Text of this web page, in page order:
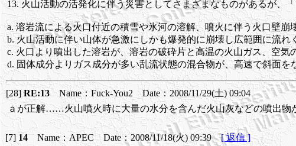
13. 火山活動の活発化に伴う災害としてさまざまなものがあるが、
a. 溶岩流による火口付近の積雪や氷河の溶解、噴火に伴う火口壁
b. 火山活動に伴い山体が急激にしかも爆発的に崩壊し広範囲に流れ
c. 火口より噴出した溶岩が、溶岩の破砕片と高温の火山ガス、空気
d. 固体成分よりガス成分が多い乱流状態の混合物が、高速で斜面を
[28]RE:13Name：Fuck-You2 Date：2008/11/29(土) 09:04
ａが正解……火山噴火時に大量の水分を含んだ火山灰などの噴出物
[7]14Name：APEC Date：2008/11/18(火) 09:39[ 返信 ]